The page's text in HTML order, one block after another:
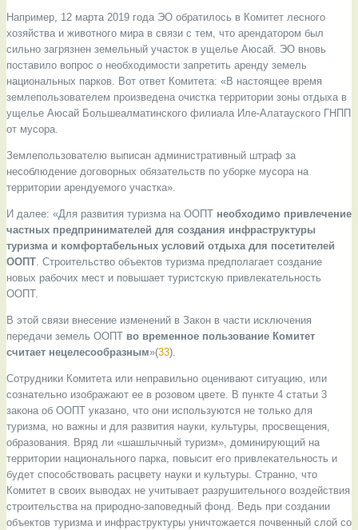
Например, 12 марта 2019 года ЭО обратилось в Комитет лесного
хозяйства и животного мира в связи с тем, что арендатором был
сильно загрязнен земельный участок в ущелье Аюсай. ЭО вновь
поставило вопрос о необходимости запретить аренду земель
национальных парков. Вот ответ Комитета: «В настоящее время
землепользователем произведена очистка территории зоны отдыха в
ущелье Аюсай Большеалматинского филиала Иле-Алатауского ГНПП
от мусора.
Землепользователю выписан административный штраф за
несоблюдение договорных обязательств по уборке мусора на
территории арендуемого участка».
И далее: «Для развития туризма на ООПТ необходимо привлечение
частных предпринимателей для создания инфраструктуры
туризма и комфортабельных условий отдыха для посетителей
ООПТ. Строительство объектов туризма предполагает создание
новых рабочих мест и повышает туристскую привлекательность
ООПТ.
В этой связи внесение изменений в Закон в части исключения
передачи земель ООПТ во временное пользование Комитет
считает нецелесообразным»(33).
Сотрудники Комитета или неправильно оценивают ситуацию, или
сознательно изображают ее в розовом цвете. В пункте 4 статьи 3
закона об ООПТ указано, что они используются не только для
туризма, но важны и для развития науки, культуры, просвещения,
образования. Вряд ли «шашлычный туризм», доминирующий на
территории национального парка, повысит его привлекательность и
будет способствовать расцвету науки и культуры. Странно, что
Комитет в своих выводах не учитывает разрушительного воздействия
строительства на природно-заповедный фонд. Ведь при создании
объектов туризма и инфраструктуры уничтожается почвенный слой со